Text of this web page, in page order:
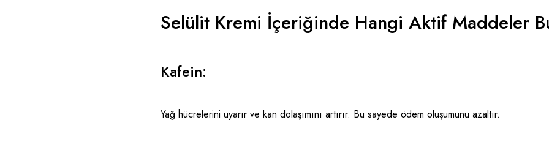
Selülit Kremi İçeriğinde Hangi Aktif Maddeler
Kafein:
Yağ hücrelerini uyarır ve kan dolaşımını artırır. Bu sayede ödem oluşumunu azaltır.